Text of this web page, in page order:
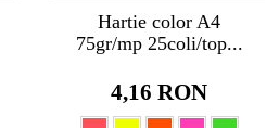
Hartie color A4
75gr/mp 25coli/top...
4,16 RON